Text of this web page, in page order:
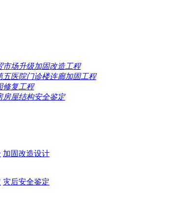
市场升级加固改造工程
五医院门诊楼连廊加固工程
修复工程
房屋结构安全鉴定
加固改造设计
灾后安全鉴定